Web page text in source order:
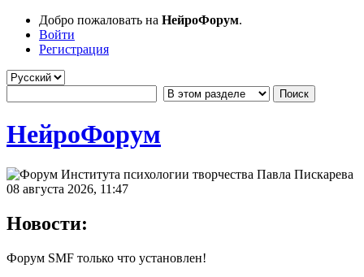
Добро пожаловать на НейроФорум.
Войти
Регистрация
НейроФорум
08 августа 2026, 11:47
Новости:
Форум SMF только что установлен!